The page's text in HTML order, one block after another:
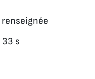
renseignée
s